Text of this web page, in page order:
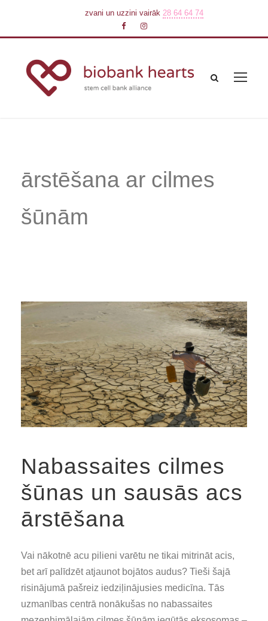
zvani un uzzini vairāk 28 64 64 74
ārstēšana ar cilmes
šūnām
Nabassaites cilmes
šūnas un sausās acs
ārstēšana
Vai nākotnē acu pilieni varētu ne tikai mitrināt acis,
bet arī palīdzēt atjaunot bojātos audus? Tieši šajā
risinājumā pašreiz iedziļinājusies medicīna. Tās
uzmanības centrā nonākušas no nabassaites